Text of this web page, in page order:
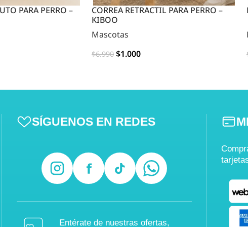
PARA PERRO –
CORREA RETRACTIL PARA PERRO –
KIBOO
Mascotas
$6.990 $1.000
SÍGUENOS EN REDES
Entérate de nuestras ofertas,